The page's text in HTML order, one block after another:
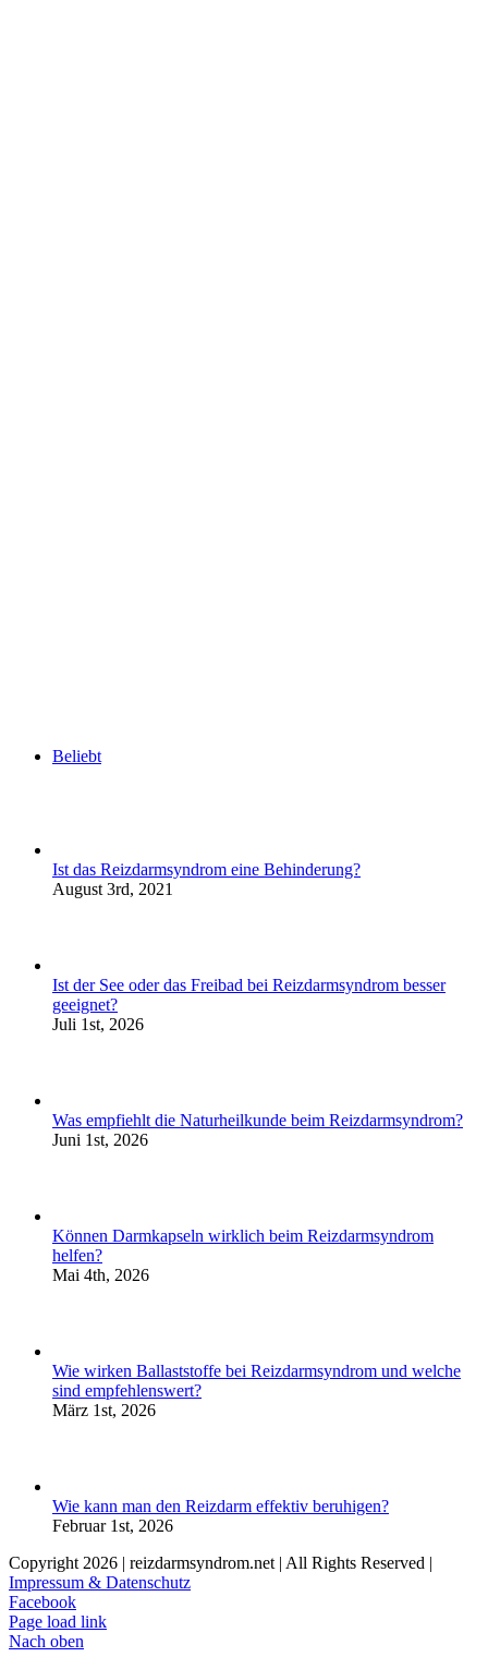
Beliebt
Ist das Reizdarmsyndrom eine Behinderung?
August 3rd, 2021
Ist der See oder das Freibad bei Reizdarmsyndrom besser
geeignet?
Juli 1st, 2026
Was empfiehlt die Naturheilkunde beim Reizdarmsyndrom?
Juni 1st, 2026
Können Darmkapseln wirklich beim Reizdarmsyndrom
helfen?
Mai 4th, 2026
Wie wirken Ballaststoffe bei Reizdarmsyndrom und welche
sind empfehlenswert?
März 1st, 2026
Wie kann man den Reizdarm effektiv beruhigen?
Februar 1st, 2026
Copyright 2026 | reizdarmsyndrom.net | All Rights Reserved |
Impressum & Datenschutz
Facebook
Page load link
Nach oben